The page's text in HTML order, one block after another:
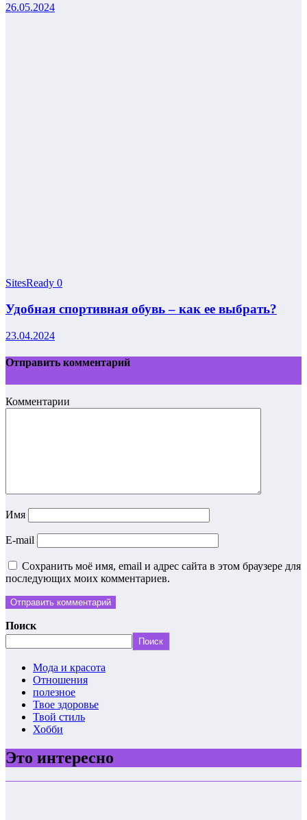
26.05.2024
SitesReady 0
Удобная спортивная обувь – как ее выбрать?
23.04.2024
Отправить комментарий
Комментарии
Имя
E-mail
Сохранить моё имя, email и адрес сайта в этом браузере для
последующих моих комментариев.
Поиск
Поиск
Мода и красота
Отношения
полезное
Твое здоровье
Твой стиль
Хобби
Это интересно